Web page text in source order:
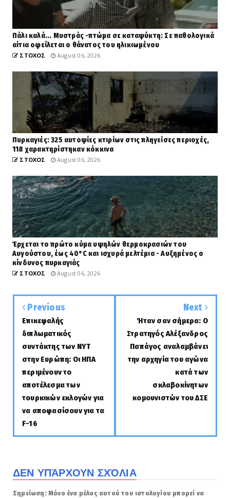
Πάλι καλά... Μυστράς -πτώμα σε καταψύκτη: Σε παθολογικά
αίτια οφείλεται ο θάνατος του ηλικιωμένου
ΣΤΟΧΟΣ August 06, 2026
Πυρκαγιές: 325 αυτοψίες κτιρίων στις πληγείσες περιοχές,
118 χαρακτηρίστηκαν κόκκινα
ΣΤΟΧΟΣ August 06, 2026
Έρχεται το πρώτο κύμα υψηλών θερμοκρασιών του
Αυγούστου, έως 40°C και ισχυρά μελτέμια - Αυξημένος ο
κίνδυνος πυρκαγιάς
ΣΤΟΧΟΣ August 06, 2026
Previous
Επικεφαλής
διπλωματικός
συντάκτης των NYT
στην Ευρώπη: Οι ΗΠΑ
περιμένουν το
αποτέλεσμα των
τουρκικών εκλογών για
να αποφασίσουν για τα
F-16
Next
Ήταν σαν σήμερα: Ο
Στρατηγός Αλέξανδρος
Παπάγος αναλαμβάνει
την αρχηγία του αγώνα
κατά των
σκλαβοκίνητων
κομουνιστών του ΔΣΕ
ΔΕΝ ΥΠΆΡΧΟΥΝ ΣΧΌΛΙΑ
Σημείωση: Μόνο ένα μέλος αυτού του ιστολογίου μπορεί να